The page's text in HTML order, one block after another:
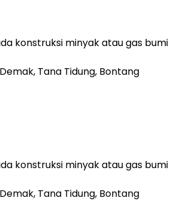
konstruksi minyak atau gas bumi
Tana Tidung, Bontang
konstruksi minyak atau gas bumi
Tana Tidung, Bontang